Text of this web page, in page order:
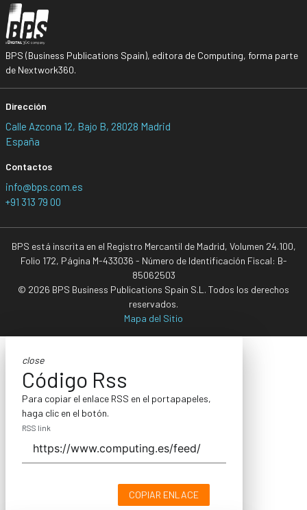
BPS (Business Publications Spain), editora de Computing, forma parte
de Nextwork360.
Dirección
Calle Azcona 12, Bajo B, 28028 Madrid
España
Contactos
info@bps.com.es
+91 313 79 00
BPS está inscrita en el Registro Mercantil de Madrid, Volumen 24.100,
Folio 172, Página M-433036 - Número de Identificación Fiscal: B-
85062503
© 2026 BPS Business Publications Spain S.L. Todos los derechos
reservados.
Mapa del Sitio
close
Código Rss
Para copiar el enlace RSS en el portapapeles,
haga clic en el botón.
RSS link
COPIAR ENLACE